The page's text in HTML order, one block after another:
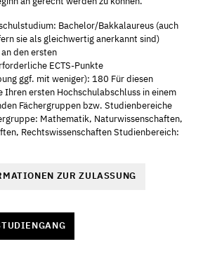
Bachelor/Bakkalaureus (auch
sie als gleichwertig anerkannt sind)
den ersten
ECTS-Punkte
ggf. mit weniger): 180 Für diesen
Ihren ersten Hochschulabschluss in einem
Fächergruppen bzw. Studienbereiche
Mathematik, Naturwissenschaften,
Rechtswissenschaften Studienbereich:
ZUR ZULASSUNG